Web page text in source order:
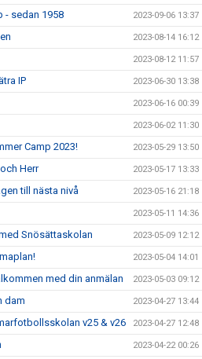
- sedan 1958 2023-09-06 13:37
2023-08-14 16:12
2023-08-12 11:57
IP 2023-06-30 13:38
2023-06-16 00:39
2023-06-02 11:30
Camp 2023! 2023-05-29 13:50
Herr 2023-05-17 13:33
till nästa nivå 2023-05-16 21:18
2023-05-11 14:36
Snösättaskolan 2023-05-09 12:12
2023-05-04 14:01
med din anmälan 2023-05-03 09:12
dam 2023-04-27 13:44
v25 & v26 2023-04-27 12:48
2023-04-22 00:26